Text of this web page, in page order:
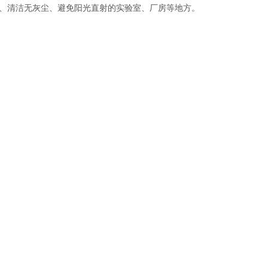
洁无灰尘、避免阳光直射的实验室、厂房等地方。